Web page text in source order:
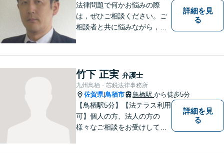
法律問題で何かお悩みの際
は，ぜひご相談ください。ご
相談者と共に悩みながら，い
詳細を見
る
竹下 正実 弁護士
九州鳥栖・芯鋭法律事務所
佐賀県|鳥栖市 鳥栖駅 から徒歩5分
【鳥栖駅5分】【法テラス利用
可】個人の方、法人の方の
様々なご相談をお受けしてお
詳細を見
る